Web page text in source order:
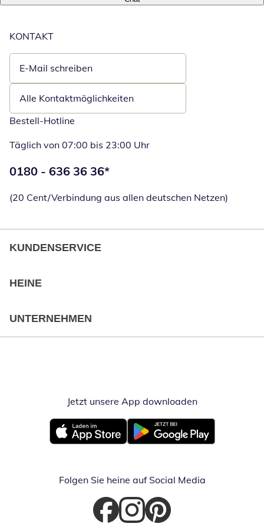
KONTAKT
E-Mail schreiben
Öffnet E-Mail-Client
Alle Kontaktmöglichkeiten
Bestell-Hotline
Täglich von 07:00 bis 23:00 Uhr
Telefonnummer:
0180 - 636 36 36*
(20 Cent/Verbindung aus allen deutschen Netzen)
KUNDENSERVICE
HEINE
UNTERNEHMEN
Jetzt unsere App downloadenÖffnet in
Öffnet in neuem FensterÖffnet in neuem Fenster
Folgen Sie heine auf Social Media
Öffnet in neuem Fenster
Öffnet in neuem Fenster
Öffnet in neuem Fenster